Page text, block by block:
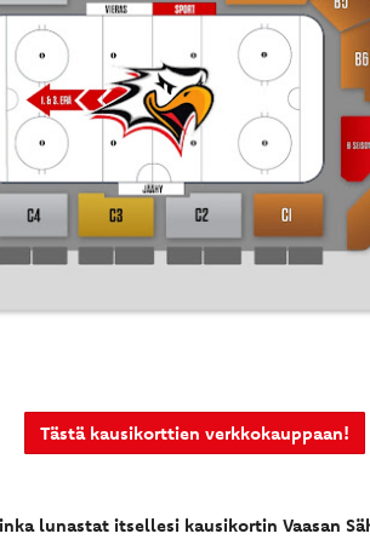
Tästä kausikorttien verkkokauppaan!
lunastat itsellesi kausikortin Vaasan